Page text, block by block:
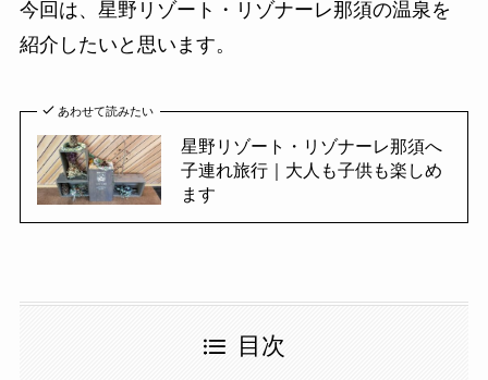
今回は、星野リゾート・リゾナーレ那須の温泉を
紹介したいと思います。
あわせて読みたい
星野リゾート・リゾナーレ那須へ
子連れ旅行｜大人も子供も楽しめ
ます
目次